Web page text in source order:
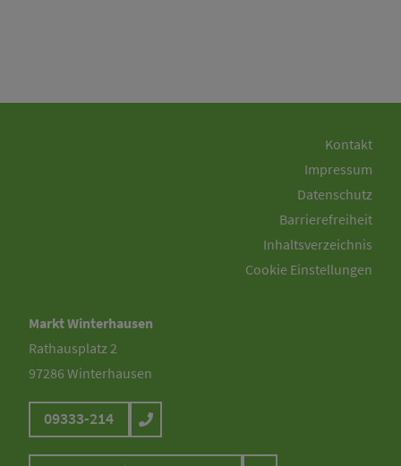
Kontakt
Impressum
Datenschutz
Barrierefreiheit
Inhaltsverzeichnis
Cookie Einstellungen
Markt Winterhausen
Rathausplatz 2
97286 Winterhausen
09333-214